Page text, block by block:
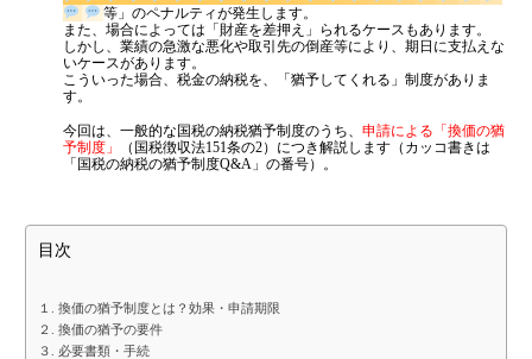
料金案内
通常料金
創業3年目までの特別料金
他の税理士事務所からの切り替えの場合
記帳代行/その他
個人事業主のお客様
日本公認会計士協会 兵庫会：登録番号17074
兵庫県行政書士会：登録番号19300373
1973年生まれ、大阪府豊中市出身
あずさ監査法人出身
クレアビズコンサルティング株式会社
人のちょっとお得な税金の豆知識
相続専門サイト：御影みらい相続センター
等」のペナルティが発生します。
また、場合によっては「財産を差押え」られるケースもあります。
しかし、業績の急激な悪化や取引先の倒産等により、期日に支払えな
いケースがあります。
こういった場合、税金の納税を、「猶予してくれる」制度がありま
す。
今回は、一般的な国税の納税猶予制度のうち、 申請による「換価の猶
予制度」
（国税徴収法151条の2）につき解説します（カッコ書きは
「国税の納税の猶予制度Q&A」の番号）。
目次
１. 換価の猶予制度とは？効果・申請期限
２. 換価の猶予の要件
３. 必要書類・手続